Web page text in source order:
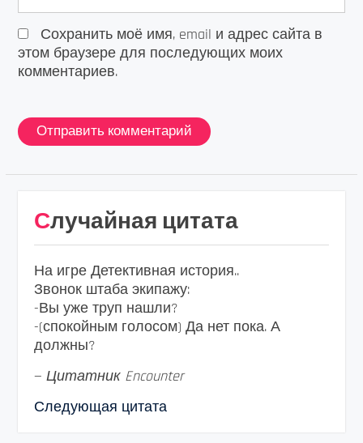
Сохранить моё имя, email и адрес сайта в
этом браузере для последующих моих
комментариев.
Случайная цитата
На игре Детективная история..
Звонок штаба экипажу:
-Вы уже труп нашли?
-(спокойным голосом) Да нет пока. А
должны?
— Цитатник Encounter
Следующая цитата